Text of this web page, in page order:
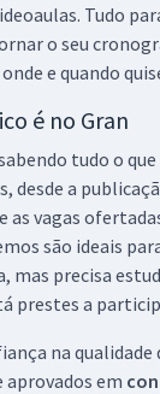
Tudo
o seu
e quando
é no Gran
tudo o
desde a
vagas
são ideais
mas precisa
prestes a
na qualidade
em